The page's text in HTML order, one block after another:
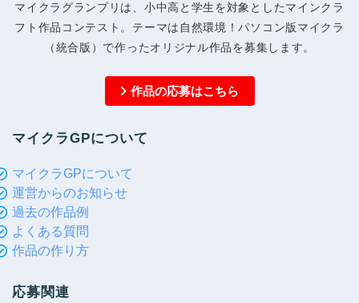
マイクラグランプリは、小中高と学生を対象としたマインクラ
フト作品コンテスト。テーマは自然環境！パソコン版マイクラ
（統合版）で作ったオリジナル作品を募集します。
作品の応募はこちら
マイクラGPについて
マイクラGPについて
運営からのお知らせ
過去の作品例
よくある質問
作品の作り方
応募関連